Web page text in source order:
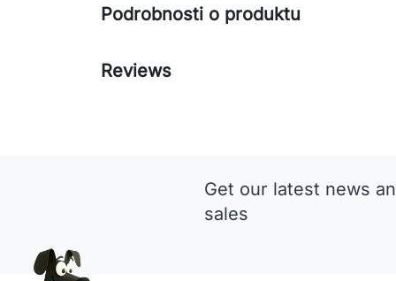
Podrobnosti o produktu
Reviews
Get our latest news
sales